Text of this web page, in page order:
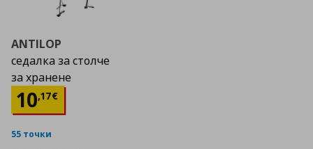
ANTILOP
седалка за столче
за хранене
10,17€
Цена
55 точки